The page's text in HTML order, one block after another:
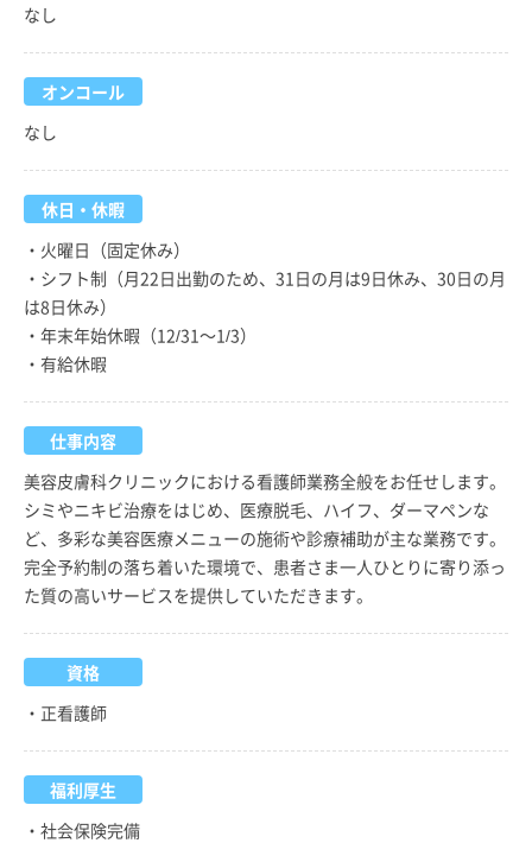
なし
オンコール
なし
休日・休暇
・火曜日（固定休み）
・シフト制（月22日出勤のため、31日の月は9日休み、30日の月
は8日休み）
・年末年始休暇（12/31～1/3）
・有給休暇
仕事内容
美容皮膚科クリニックにおける看護師業務全般をお任せします。
シミやニキビ治療をはじめ、医療脱毛、ハイフ、ダーマペンな
ど、多彩な美容医療メニューの施術や診療補助が主な業務です。
完全予約制の落ち着いた環境で、患者さま一人ひとりに寄り添っ
た質の高いサービスを提供していただきます。
資格
・正看護師
福利厚生
・社会保険完備